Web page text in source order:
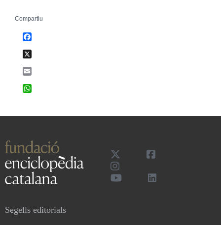
Compartiu
Segells editorials